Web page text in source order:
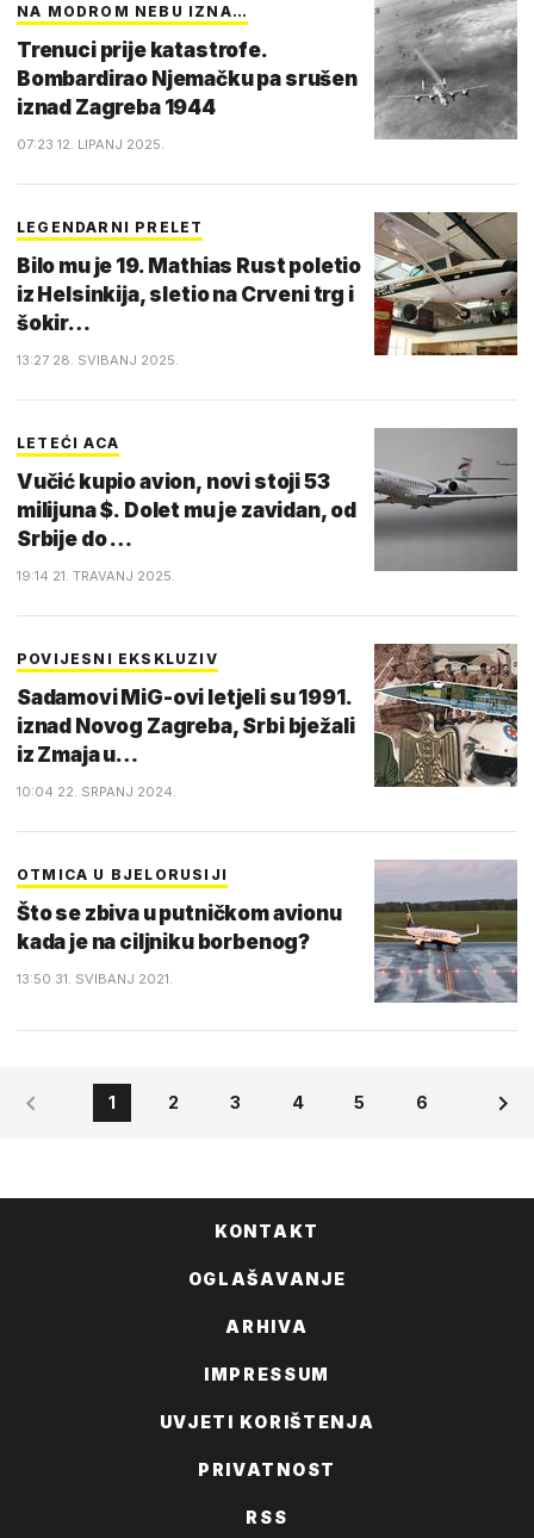
NA MODROM NEBU IZNA…
Trenuci prije katastrofe.
Bombardirao Njemačku pa srušen
iznad Zagreba 1944
07:23 12. LIPANJ 2025.
LEGENDARNI PRELET
Bilo mu je 19. Mathias Rust poletio
iz Helsinkija, sletio na Crveni trg i
šokir…
13:27 28. SVIBANJ 2025.
LETEĆI ACA
Vučić kupio avion, novi stoji 53
milijuna $. Dolet mu je zavidan, od
Srbije do …
19:14 21. TRAVANJ 2025.
POVIJESNI EKSKLUZIV
Sadamovi MiG-ovi letjeli su 1991.
iznad Novog Zagreba, Srbi bježali
iz Zmaja u…
10:04 22. SRPANJ 2024.
OTMICA U BJELORUSIJI
Što se zbiva u putničkom avionu
kada je na ciljniku borbenog?
13:50 31. SVIBANJ 2021.
1 2 3 4 5 6
KONTAKT
OGLAŠAVANJE
ARHIVA
IMPRESSUM
UVJETI KORIŠTENJA
PRIVATNOST
RSS